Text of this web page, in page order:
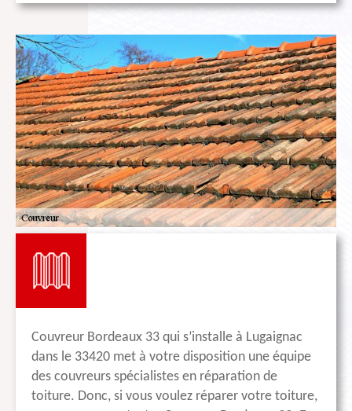
Couvreur Bordeaux 33 qui s’installe à Lugaignac
dans le 33420 met à votre disposition une équipe
des couvreurs spécialistes en réparation de
toiture. Donc, si vous voulez réparer votre toiture,